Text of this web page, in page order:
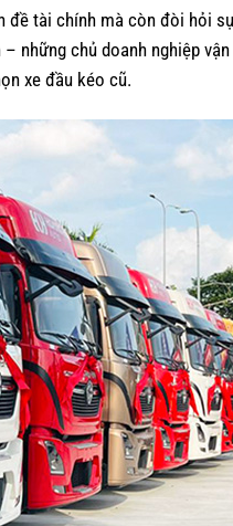
tài chính mà còn đòi hỏi
những chủ doanh nghiệp
xe đầu kéo cũ.